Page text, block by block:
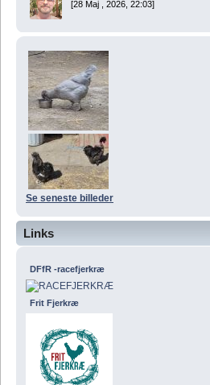
[28 Maj , 2026, 22:03]
Se seneste billeder
Links
DFfR -racefjerkræ
Frit Fjerkræ